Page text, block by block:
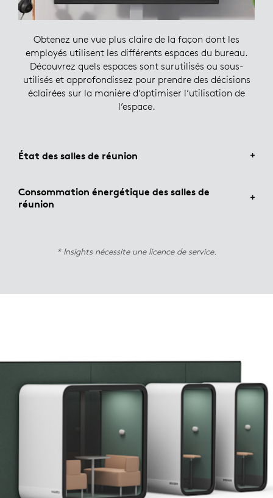
Obtenez une vue plus claire de la façon dont les
employés utilisent les différents espaces du bureau.
Découvrez quels espaces sont surutilisés ou sous-
utilisés et approfondissez pour prendre des décisions
éclairées sur la manière d’optimiser l’utilisation de
l’espace.
État des salles de réunion
au niveau de la salle de réunion et obtenez des
Consommation énergétique des salles de
réunion
les moyens possibles d’améliorer l’efficacité
* Insights nécessite une licence de service.